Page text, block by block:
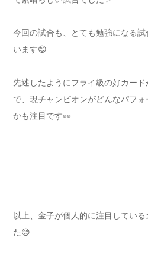
今回の試合も、とても勉強になる
います😊
先述したようにフライ級の好カー
で、現チャンピオンがどんなパフ
かも注目です👀
以上、金子が個人的に注目してい
た😊